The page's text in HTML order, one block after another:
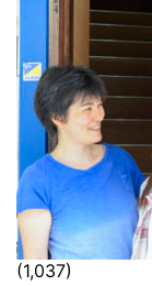
(1,037)